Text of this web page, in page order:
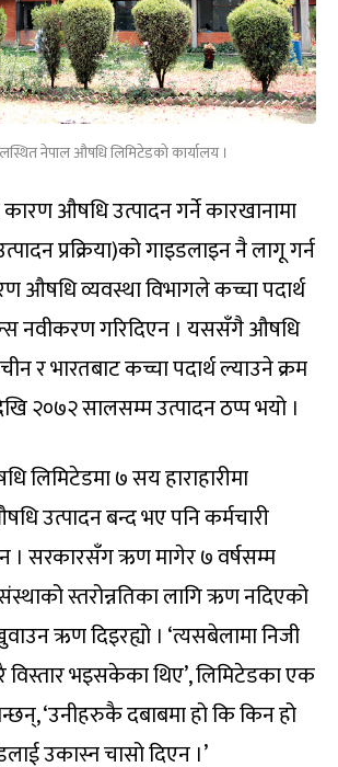
नेपाल औषधि लिमिटेडको कार्यालय ।
औषधि उत्पादन गर्ने कारखानामा
प्रक्रिया)को गाइडलाइन नै लागू गर्न
औषधि व्यवस्था विभागले कच्चा पदार्थ
नवीकरण गरिदिएन । यससँगै औषधि
र भारतबाट कच्चा पदार्थ ल्याउने क्रम
२०७२ सालसम्म उत्पादन ठप्प भयो ।
लिमिटेडमा ७ सय हाराहारीमा
उत्पादन बन्द भए पनि कर्मचारी
। सरकारसँग ऋण मागेर ७ वर्षसम्म
स्तरोन्नतिका लागि ऋण नदिएको
ऋण दिइरह्यो । ‘त्यसबेलामा निजी
भइसकेका थिए’, लिमिटेडका एक
‘उनीहरुकै दबाबमा हो कि किन हो
उकास्न चासो दिएन ।’